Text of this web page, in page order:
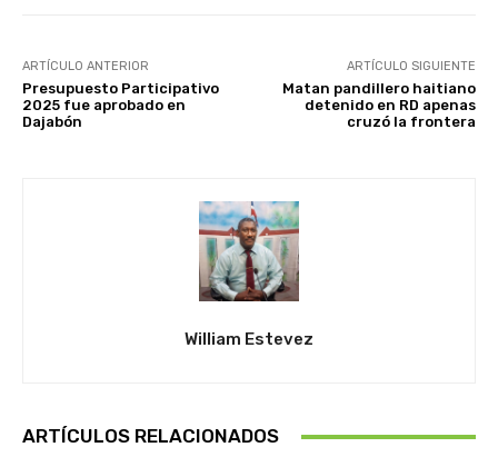
ARTÍCULO ANTERIOR
Presupuesto Participativo
2025 fue aprobado en
Dajabón
ARTÍCULO SIGUIENTE
Matan pandillero haitiano
detenido en RD apenas
cruzó la frontera
William Estevez
ARTÍCULOS RELACIONADOS